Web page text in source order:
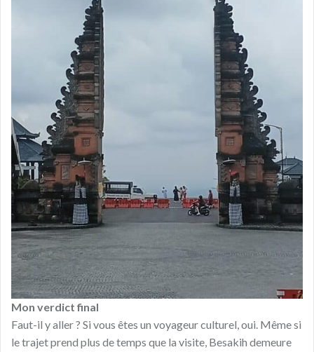
Mon verdict final
Faut-il y aller ? Si vous êtes un voyageur culturel, oui. Même si
le trajet prend plus de temps que la visite, Besakih demeure